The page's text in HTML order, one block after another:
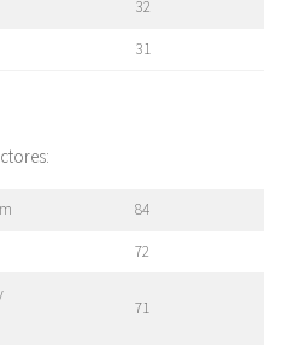
32
31
84
72
71